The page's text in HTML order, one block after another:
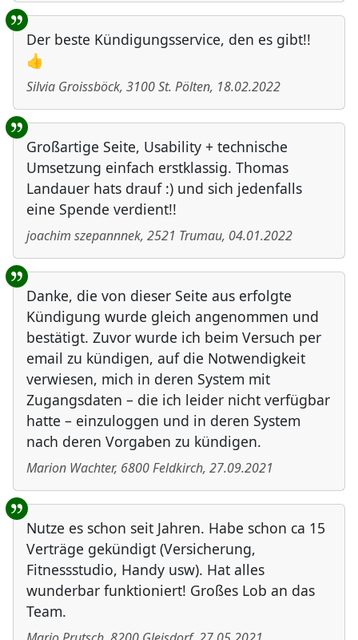
Der beste Kündigungsservice, den es gibt!!
👍
Silvia Groissböck, 3100St. Pölten, 18.02.2022
Großartige Seite, Usability + technische
Umsetzung einfach erstklassig. Thomas
Landauer hats drauf :) und sich jedenfalls
eine Spende verdient!!
joachim szepannnek, 2521 Trumau, 04.01.2022
Danke, die von dieser Seite aus erfolgte
Kündigung wurde gleich angenommen und
bestätigt. Zuvor wurde ich beim Versuch per
email zu kündigen, auf die Notwendigkeit
verwiesen, mich in deren System mit
Zugangsdaten – die ich leider nicht verfügbar
hatte – einzuloggen und in deren System
nach deren Vorgaben zu kündigen.
Marion Wachter, 6800Feldkirch, 27.09.2021
Nutze es schon seit Jahren. Habe schon ca 15
Verträge gekündigt (Versicherung,
Fitnessstudio, Handy usw). Hat alles
wunderbar funktioniert! Großes Lob an das
Team.